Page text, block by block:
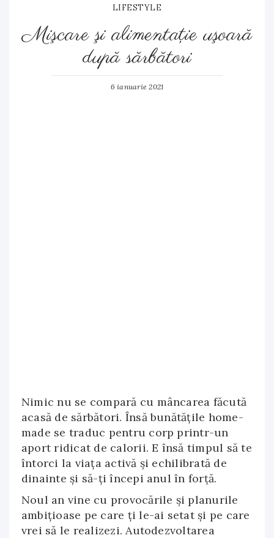
LIFESTYLE
Mişcare şi alimentaţie uşoară
după sărbători
6 ianuarie 2021
Nimic nu se compară cu mâncarea făcută
acasă de sărbători. Însă bunătățile home-
made se traduc pentru corp printr-un
aport ridicat de calorii. E însă timpul să te
întorci la viața activă și echilibrată de
dinainte și să-ți începi anul în forță.
Noul an vine cu provocările și planurile
ambițioase pe care ți le-ai setat și pe care
vrei să le realizezi. Autodezvoltarea